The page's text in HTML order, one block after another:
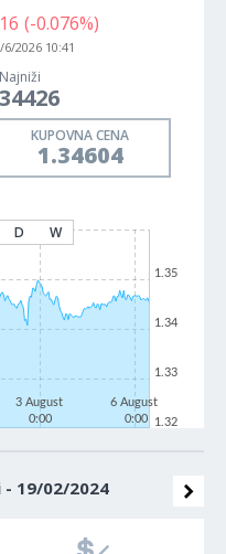
(-0.076%)
6/2026 10:41
Najniži
KUPOVNA CENA
1.34604
D W
3 August
0:00
6 August
0:00
1.32
1.33
1.34
1.35
19/02/2024